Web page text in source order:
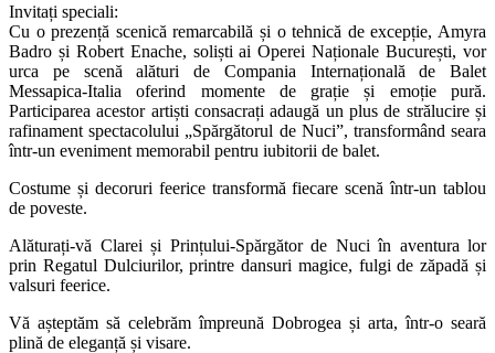
Invitați speciali:
Cu o prezență scenică remarcabilă și o tehnică de excepție, Amyra
Badro și Robert Enache, soliști ai Operei Naționale București, vor
urca pe scenă alături de Compania Internațională de Balet
Messapica-Italia oferind momente de grație și emoție pură.
Participarea acestor artiști consacrați adaugă un plus de strălucire și
rafinament spectacolului „Spărgătorul de Nuci”, transformând seara
într-un eveniment memorabil pentru iubitorii de balet.
Costume și decoruri feerice transformă fiecare scenă într-un tablou
de poveste.
Alăturați-vă Clarei și Prințului-Spărgător de Nuci în aventura lor
prin Regatul Dulciurilor, printre dansuri magice, fulgi de zăpadă și
valsuri feerice.
Vă așteptăm să celebrăm împreună Dobrogea și arta, într-o seară
plină de eleganță și visare.